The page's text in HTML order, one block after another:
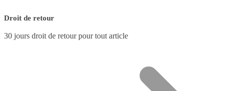
Droit de retour
30 jours droit de retour pour tout article